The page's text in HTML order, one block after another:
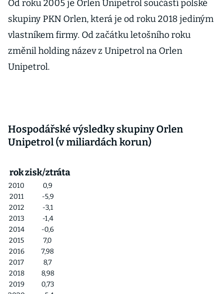
Od roku 2005 je Orlen Unipetrol součástí polské
skupiny PKN Orlen, která je od roku 2018 jediným
vlastníkem firmy. Od začátku letošního roku
změnil holding název z Unipetrol na Orlen
Unipetrol.
Hospodářské výsledky skupiny Orlen
Unipetrol (v miliardách korun)
rokzisk/ztráta
2010
0,9
2011
-5,9
2012
-3,1
2013
-1,4
2014
-0,6
2015
7,0
2016
7,98
2017
8,7
2018
8,98
2019
0,73